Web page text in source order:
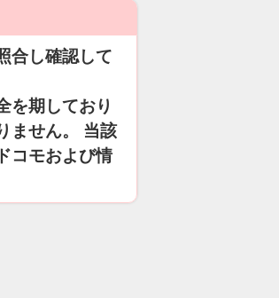
合し確認して
を期しており
ません。 当該
コモおよび情